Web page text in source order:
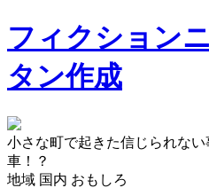
フィクション
タン作成
小さな町で起きた信じられな
車！？
地域 国内 おもしろ